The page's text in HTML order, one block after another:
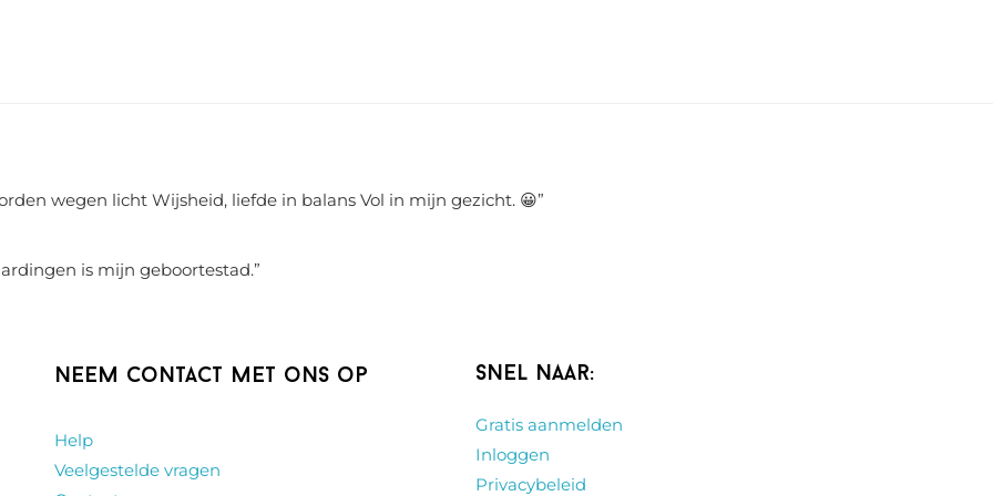
wegen licht Wijsheid, liefde in balans Vol in mijn gezicht. 😀”
is mijn geboortestad.”
Neem contact met ons op
Help
Veelgestelde vragen
Snel naar:
Gratis aanmelden
Inloggen
Privacybeleid